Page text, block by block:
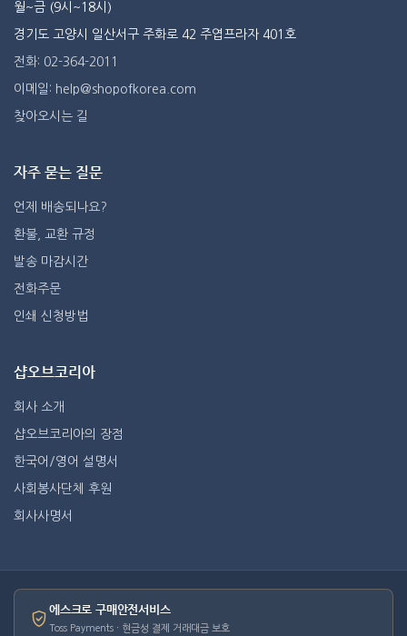
월~금 (9시~18시)
경기도 고양시 일산서구 주화로 42 주엽프라자 401호
전화: 02-364-2011
이메일: help@shopofkorea.com
찾아오시는 길
자주 묻는 질문
언제 배송되나요?
환불, 교환 규정
발송 마감시간
전화주문
인쇄 신청방법
샵오브코리아
회사 소개
샵오브코리아의 장점
한국어/영어 설명서
사회봉사단체 후원
회사사명서
에스크로 구매안전서비스
Toss Payments · 현금성 결제 거래대금 보호